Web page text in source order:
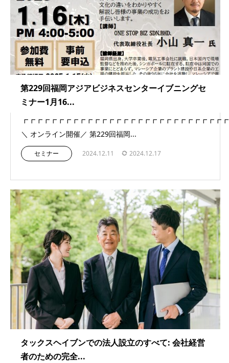
第229回福岡アジアビジネスセンターイブニングセ
ミナー1月16...
＼ オンライン開催／ 第229回福岡...
セミナー 2024.12.11 2024.12.17
タックスヘイブンでの法人設立のすべて: 会社経営
者のための完全...